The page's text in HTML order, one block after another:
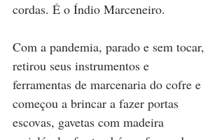
cordas. É o Índio Marceneiro.
Com a pandemia, parado e sem tocar,
retirou seus instrumentos e
ferramentas de marcenaria do cofre e
começou a brincar a fazer portas
escovas, gavetas com madeira